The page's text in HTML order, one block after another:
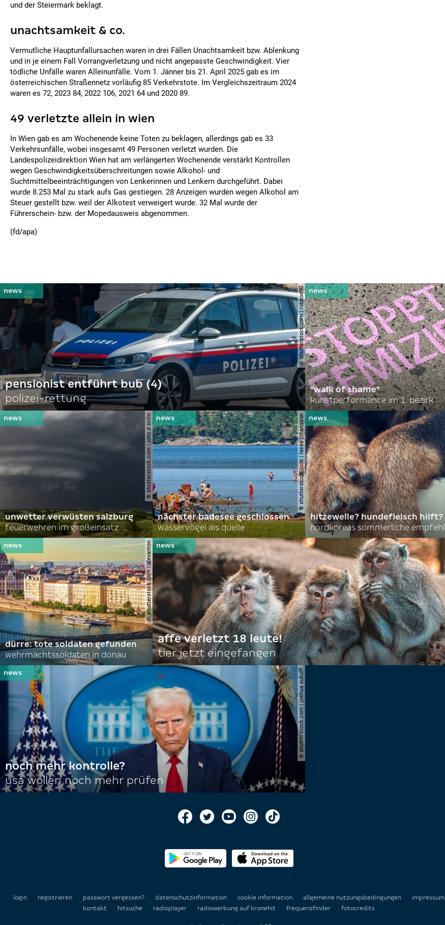
und der Steiermark beklagt.
unachtsamkeit & co.
Vermutliche Hauptunfallursachen waren in drei Fällen Unachtsamkeit bzw. Ablenkung
und in je einem Fall Vorrangverletzung und nicht angepasste Geschwindigkeit. Vier
tödliche Unfälle waren Alleinunfälle. Vom 1. Jänner bis 21. April 2025 gab es im
österreichischen Straßennetz vorläufig 85 Verkehrstote. Im Vergleichszeitraum 2024
waren es 72, 2023 84, 2022 106, 2021 64 und 2020 89.
49 verletzte allein in wien
In Wien gab es am Wochenende keine Toten zu beklagen, allerdings gab es 33
Verkehrsunfälle, wobei insgesamt 49 Personen verletzt wurden. Die
Landespolizeidirektion Wien hat am verlängerten Wochenende verstärkt Kontrollen
wegen Geschwindigkeitsüberschreitungen sowie Alkohol- und
Suchtmittelbeeinträchtigungen von Lenkerinnen und Lenkern durchgeführt. Dabei
wurde 8.253 Mal zu stark aufs Gas gestiegen. 28 Anzeigen wurden wegen Alkohol am
Steuer gestellt bzw. weil der Alkotest verweigert wurde. 32 Mal wurde der
Führerschein- bzw. der Mopedausweis abgenommen.
(fd/apa)
© shutterstock.com | robson90
pensionist entführt bub (4)
polizei-rettung
"walk of shame"
kunstperformance im 1. bezirk
© shutterstock.com | john d sirlin
unwetter verwüsten salzburg
feuerwehren im großeinsatz
© shutterstock.com | lasse johansson
nächster badesee geschlossen
wasservögel als quelle
hitzewelle? hundefleisch hilft?
© shutterstock.com | alexanton
dürre: tote soldaten gefunden
wehrmachtssoldaten in donau
affe verletzt 18 leute!
tier jetzt eingefangen
© shutterstock.com | joshua sukoff
noch mehr kontrolle?
usa wollen noch mehr prüfen
login registrieren passwort vergessen? datenschutzinformation cookie information allgemeine nutzungsbedingungen
impressum
kontakt
hitsuche radioplayer radiowerbung auf kronehit frequenzfinder fotocredits